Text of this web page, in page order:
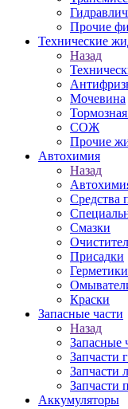
Прочие
Технические
Назад
Мочевина
СОЖ
Прочие
Автохимия
Назад
Средства
Смазки
Присадки
Герметики
Краски
Запасные части
Назад
Запасные
Запчасти
Запчасти
Запчасти
Аккумуляторы